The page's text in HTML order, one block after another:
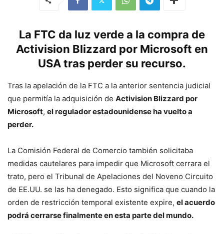
La FTC da luz verde a la compra de
Activision Blizzard por Microsoft en
USA tras perder su recurso.
Tras la apelación de la FTC a la anterior sentencia judicial
que permitía la adquisición de Activision Blizzard por
Microsoft, el regulador estadounidense ha vuelto a
perder.
La Comisión Federal de Comercio también solicitaba
medidas cautelares para impedir que Microsoft cerrara el
trato, pero el Tribunal de Apelaciones del Noveno Circuito
de EE.UU. se las ha denegado. Esto significa que cuando la
orden de restricción temporal existente expire, el acuerdo
podrá cerrarse finalmente en esta parte del mundo.